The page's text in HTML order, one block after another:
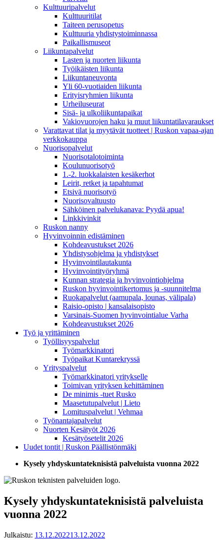
Kulttuuripalvelut
Kulttuuritilat
Taiteen perusopetus
Kulttuuria yhdistystoiminnassa
Paikallismuseot
Liikuntapalvelut
Lasten ja nuorten liikunta
Työikäisten liikunta
Liikuntaneuvonta
Yli 60-vuotiaiden liikunta
Erityisryhmien liikunta
Urheiluseurat
Sisä- ja ulkoliikuntapaikat
Vakiovuorojen haku ja muut liikuntatilavaraukset
Varattavat tilat ja myytävät tuotteet | Ruskon vapaa-ajan
verkkokauppa
Nuorisopalvelut
Nuorisotalotoiminta
Koulunuorisotyö
1.-2. luokkalaisten kesäkerhot
Leirit, retket ja tapahtumat
Etsivä nuorisotyö
Nuorisovaltuusto
Sähköinen palvelukanava: Pyydä apua!
Linkkivinkit
Ruskon nanny
Hyvinvoinnin edistäminen
Kohdeavustukset 2026
Yhdistysohjelma ja yhdistykset
Hyvinvointilautakunta
Hyvinvointityöryhmä
Kunnan strategia ja hyvinvointiohjelma
Ruskon hyvinvointikertomus ja -suunnitelma
Ruokapalvelut (aamupala, lounas, välipala)
Raisio-opisto | kansalaisopisto
Varsinais-Suomen hyvinvointialue Varha
Kohdeavustukset 2026
Työ ja yrittäminen
Työllisyyspalvelut
Työmarkkinatori
Työpaikat Kuntarekryssä
Yrityspalvelut
Työmarkkinatori yritykselle
Toimivan yrityksen kehittäminen
De minimis -tuet Rusko
Maasetutupalvelut | Lieto
Lomituspalvelut | Vehmaa
Työnantajapalvelut
Nuorten Kesätyöt 2026
Kesätyösetelit 2026
Uudet tontit | Ruskon Päällistönmäki
Kysely yhdyskuntateknisistä palveluista vuonna 2022
Kysely yhdyskuntateknisistä palveluista
vuonna 2022
Julkaistu: 13.12.202213.12.2022